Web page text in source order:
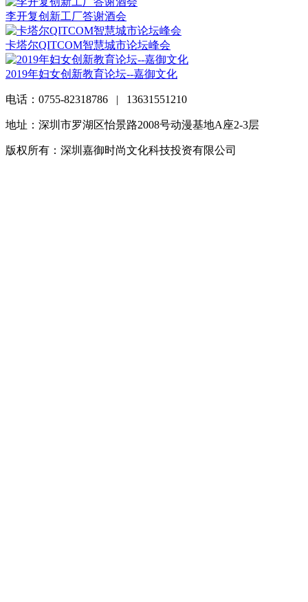
李开复创新工厂答谢酒会
卡塔尔QITCOM智慧城市论坛峰会
2019年妇女创新教育论坛--嘉御文化
电话：0755-82318786 | 13631551210
地址：深圳市罗湖区怡景路2008号动漫基地A座2-3层
版权所有：深圳嘉御时尚文化科技投资有限公司